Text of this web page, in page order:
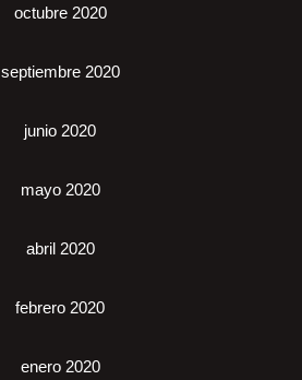
octubre 2020
septiembre 2020
junio 2020
mayo 2020
abril 2020
febrero 2020
enero 2020